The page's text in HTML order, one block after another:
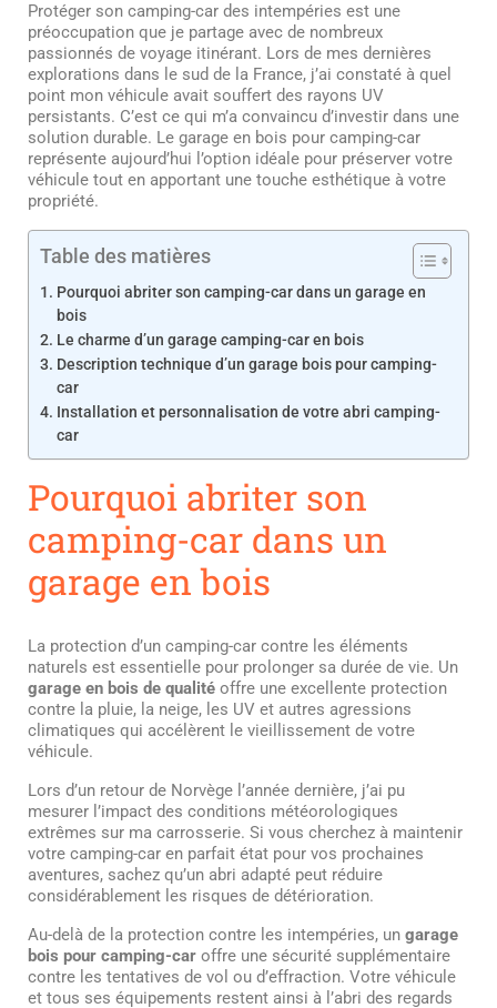
Protéger son camping-car des intempéries est une
préoccupation que je partage avec de nombreux
passionnés de voyage itinérant. Lors de mes dernières
explorations dans le sud de la France, j’ai constaté à quel
point mon véhicule avait souffert des rayons UV
persistants. C’est ce qui m’a convaincu d’investir dans une
solution durable. Le garage en bois pour camping-car
représente aujourd’hui l’option idéale pour préserver votre
véhicule tout en apportant une touche esthétique à votre
propriété.
Table des matières
Pourquoi abriter son camping-car dans un garage en
bois
Le charme d’un garage camping-car en bois
Description technique d’un garage bois pour camping-
car
Installation et personnalisation de votre abri camping-
car
Pourquoi abriter son
camping-car dans un
garage en bois
La protection d’un camping-car contre les éléments
naturels est essentielle pour prolonger sa durée de vie. Un
garage en bois de qualité offre une excellente protection
contre la pluie, la neige, les UV et autres agressions
climatiques qui accélèrent le vieillissement de votre
véhicule.
Lors d’un retour de Norvège l’année dernière, j’ai pu
mesurer l’impact des conditions météorologiques
extrêmes sur ma carrosserie. Si vous cherchez à maintenir
votre camping-car en parfait état pour vos prochaines
aventures, sachez qu’un abri adapté peut réduire
considérablement les risques de détérioration.
Au-delà de la protection contre les intempéries, un garage
bois pour camping-car offre une sécurité supplémentaire
contre les tentatives de vol ou d’effraction. Votre véhicule
et tous ses équipements restent ainsi à l’abri des regards